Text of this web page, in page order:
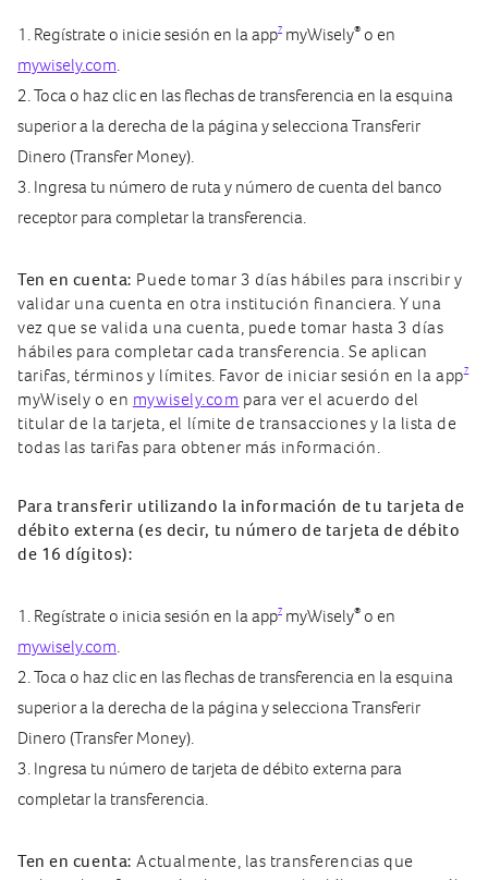
Regístrate o inicie sesión en la app7 myWisely® o en
mywisely.com.
Toca o haz clic en las flechas de transferencia en la esquina
superior a la derecha de la página y selecciona Transferir
Dinero (Transfer Money).
Ingresa tu número de ruta y número de cuenta del banco
receptor para completar la transferencia.
Ten en cuenta: Puede tomar 3 días hábiles para inscribir y
validar una cuenta en otra institución financiera. Y una
vez que se valida una cuenta, puede tomar hasta 3 días
hábiles para completar cada transferencia. Se aplican
tarifas, términos y límites. Favor de iniciar sesión en la app7
myWisely o en mywisely.com para ver el acuerdo del
titular de la tarjeta, el límite de transacciones y la lista de
todas las tarifas para obtener más información.
Para transferir utilizando la información de tu tarjeta de
débito externa (es decir, tu número de tarjeta de débito
de 16 dígitos):
Regístrate o inicia sesión en la app7 myWisely® o en
mywisely.com.
Toca o haz clic en las flechas de transferencia en la esquina
superior a la derecha de la página y selecciona Transferir
Dinero (Transfer Money).
Ingresa tu número de tarjeta de débito externa para
completar la transferencia.
Ten en cuenta: Actualmente, las transferencias que